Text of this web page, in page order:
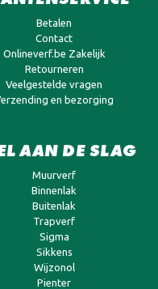
Betalen
Contact
Onlineverf.be Zakelijk
Retourneren
Veelgestelde vragen
en bezorging
AAN DE SLAG
Muurverf
Binnenlak
Buitenlak
Trapverf
Sigma
Sikkens
Wijzonol
Pienter